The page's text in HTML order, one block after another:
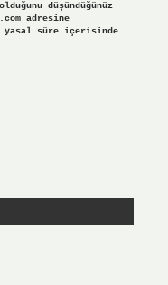
düşündüğünüz
adresine
süre içerisinde